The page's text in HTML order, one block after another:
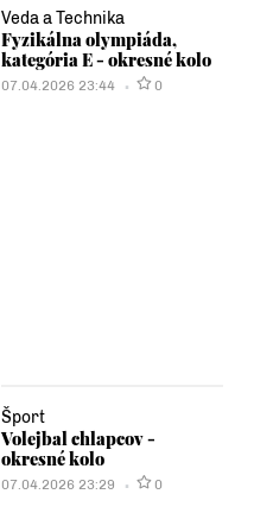
Veda a Technika
Fyzikálna olympiáda,
kategória E - okresné kolo
07.04.2026 23:44 0
Šport
Volejbal chlapcov -
okresné kolo
07.04.2026 23:29 0